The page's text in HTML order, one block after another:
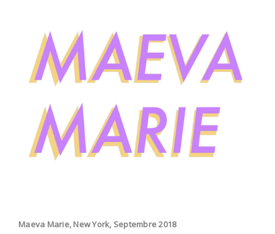
Maeva Marie, New York, Septembre 2018